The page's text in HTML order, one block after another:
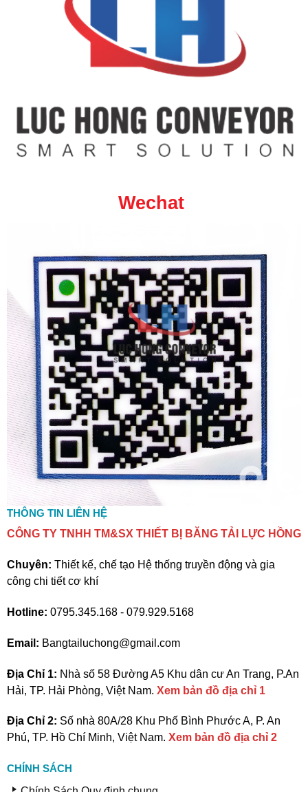
Wechat
THÔNG TIN LIÊN HỆ
CÔNG TY TNHH TM&SX THIẾT BỊ BĂNG TẢI LỰC HỒNG
Chuyên: Thiết kế, chế tạo Hệ thống truyền động và gia
công chi tiết cơ khí
Hotline: 0795.345.168 - 079.929.5168
Email: Bangtailuchong@gmail.com
Địa Chỉ 1: Nhà số 58 Đường A5 Khu dân cư An Trang, P.An
Hải, TP. Hải Phòng, Việt Nam. Xem bản đồ địa chỉ 1
Địa Chỉ 2: Số nhà 80A/28 Khu Phố Bình Phước A, P. An
Phú, TP. Hồ Chí Minh, Việt Nam. Xem bản đồ địa chỉ 2
CHÍNH SÁCH